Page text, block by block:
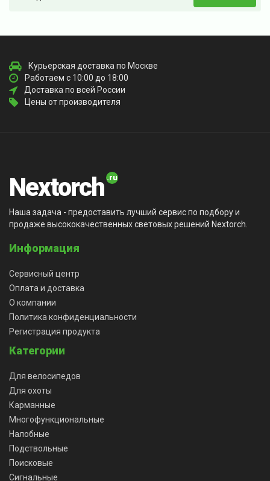
Курьерская доставка по Москве
Работаем с 10:00 до 18:00
Доставка по всей России
Цены от производителя
Nextorch
Наша задача - предоставить лучший сервис по подбору и
продаже высококачественных световых решений Nextorch.
Информация
Сервисный центр
Оплата и доставка
О компании
Политика конфиденциальности
Регистрация продукта
Категории
Для велосипедов
Для охоты
Карманные
Многофункциональные
Налобные
Подствольные
Поисковые
Сигнальные